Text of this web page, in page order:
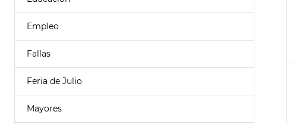
Empleo
Fallas
Feria de Julio
Mayores